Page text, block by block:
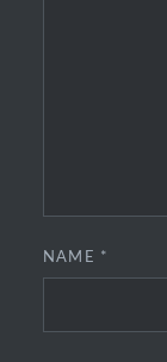
NAME *